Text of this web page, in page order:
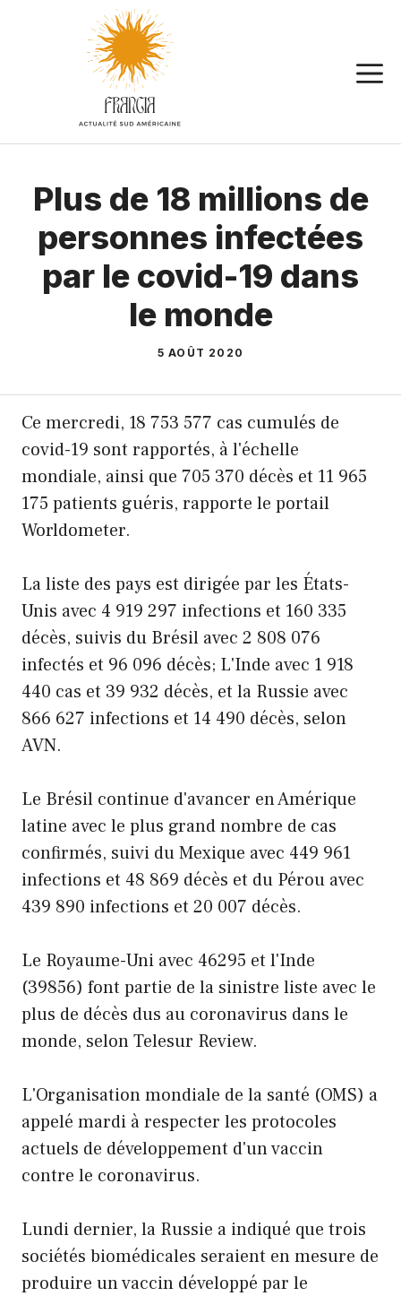
Plus de 18 millions de
personnes infectées
par le covid-19 dans
le monde
5 AOÛT 2020
Ce mercredi, 18 753 577 cas cumulés de
covid-19 sont rapportés, à l'échelle
mondiale, ainsi que 705 370 décès et 11 965
175 patients guéris, rapporte le portail
Worldometer.
La liste des pays est dirigée par les États-
Unis avec 4 919 297 infections et 160 335
décès, suivis du Brésil avec 2 808 076
infectés et 96 096 décès; L'Inde avec 1 918
440 cas et 39 932 décès, et la Russie avec
866 627 infections et 14 490 décès, selon
AVN.
Le Brésil continue d'avancer en Amérique
latine avec le plus grand nombre de cas
confirmés, suivi du Mexique avec 449 961
infections et 48 869 décès et du Pérou avec
439 890 infections et 20 007 décès.
Le Royaume-Uni avec 46295 et l'Inde
(39856) font partie de la sinistre liste avec le
plus de décès dus au coronavirus dans le
monde, selon Telesur Review.
L'Organisation mondiale de la santé (OMS) a
appelé mardi à respecter les protocoles
actuels de développement d'un vaccin
contre le coronavirus.
Lundi dernier, la Russie a indiqué que trois
sociétés biomédicales seraient en mesure de
produire un vaccin développé par le